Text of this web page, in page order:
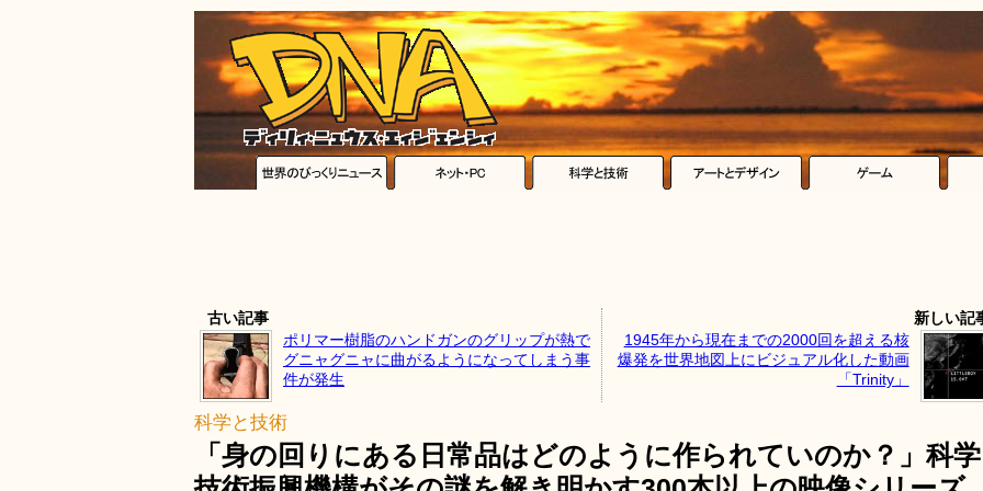
古い記事
ポリマー樹脂のハンドガンのグリップが熱で
グニャグニャに曲がるようになってしまう事
件が発生
新しい記
1945年から現在までの2000回を超える核
爆発を世界地図上にビジュアル化した動画
「Trinity」
科学と技術
「身の回りにある日常品はどのように作られていのか？」科学